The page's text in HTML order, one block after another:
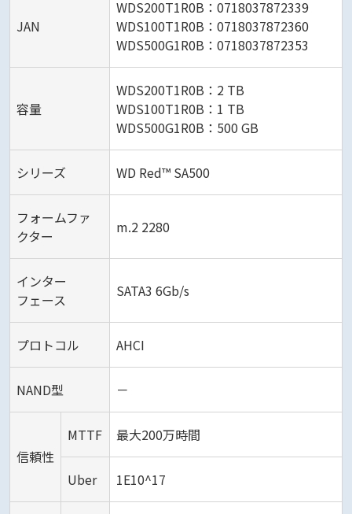
JAN
WDS200T1R0B：0718037872339
WDS100T1R0B：0718037872360
WDS500G1R0B：0718037872353
容量
WDS200T1R0B：2 TB
WDS100T1R0B：1 TB
WDS500G1R0B：500 GB
シリーズ WD Red™ SA500
フォームファ
クター
m.2 2280
インター
フェース
SATA3 6Gb/s
プロトコル AHCI
NAND型 －
信頼性
MTTF 最大200万時間
Uber 1E10^17